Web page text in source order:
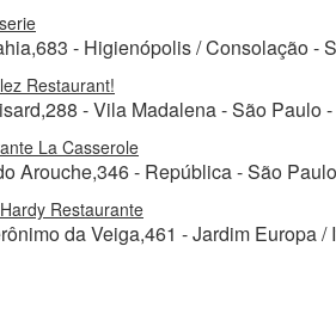
- Higienópolis / Consolação -
Restaurant!
- Vila Madalena - São Paulo
La Casserole
Arouche,346 - República - São
Restaurante
da Veiga,461 - Jardim Europa